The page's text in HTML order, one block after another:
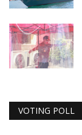
VOTING POLL